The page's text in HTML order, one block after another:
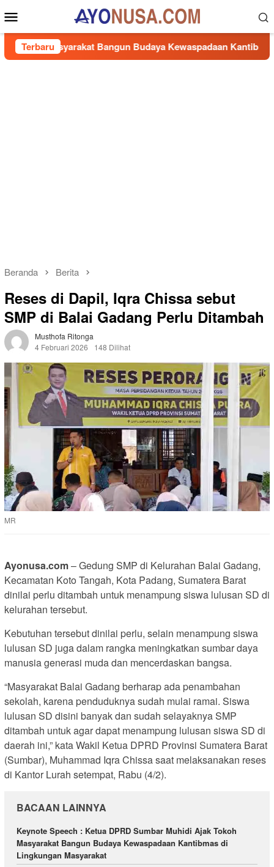
ke
kontenMobile
TerbaruBangun Budaya Kewaspadaan Kantibmas di
Beranda Berita
Reses di Dapil, Iqra Chissa sebut
SMP di Balai Gadang Perlu Ditambah
Musthofa Ritonga
4 Februari 2026
148 Dilihat
MR
Ayonusa.com– Gedung SMP di Kelurahan Balai Gadang,
Kecamatan Koto Tangah, Kota Padang, Sumatera Barat
dinilai perlu ditambah untuk menampung siswa lulusan SD di
kelurahan tersebut.
Kebutuhan tersebut dinilai perlu, selain menampung siswa
lulusan SD juga dalam rangka meningkatkan sumbar daya
manusia generasi muda dan mencerdaskan bangsa.
“Masyarakat Balai Gadang berharap ada penambahan
sekolah, karena penduduknya sudah mulai ramai. Siswa
lulusan SD disini banyak dan sudah selayaknya SMP
ditambah untuk agar dapat menampung lulusan siswa SD di
daerah ini,” kata Wakil Ketua DPRD Provinsi Sumatera Barat
(Sumbar), Muhammad Iqra Chissa saat melaksanakan reses
di Kantor Lurah setempat, Rabu (4/2).
BACAAN LAINNYA
Keynote Speech : Ketua DPRD Sumbar Muhidi Ajak Tokoh
Masyarakat Bangun Budaya Kewaspadaan Kantibmas di
Lingkungan Masyarakat